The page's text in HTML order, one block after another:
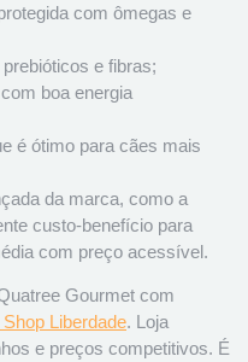
com ômegas e
e fibras;
boa energia
é ótimo para cães mais
da marca, como a
custo-benefício para
com preço acessível.
Gourmet com
Shop Liberdade. Loja
e preços competitivos. É